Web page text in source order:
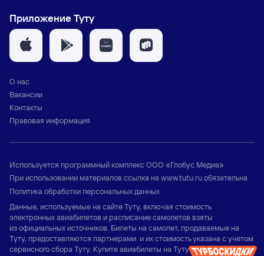
Приложение Туту
О нас
Вакансии
Контакты
Правовая информация
Используется программный комплексООО «Глобус Медиа»
При использовании материалов ссылка на www.tutu.ruобязательна
Политика обработки персональных данных
Данные, используемые на сайте Туту, включая стоимость
электронных авиабилетов и расписание самолетов взяты
из официальных источников. Билеты на самолет, продаваемые на
Туту, предоставляются партнерами и их стоимость указана с учетом
сервисного сбора Туту. Купите авиабилеты на Туту и узнайте